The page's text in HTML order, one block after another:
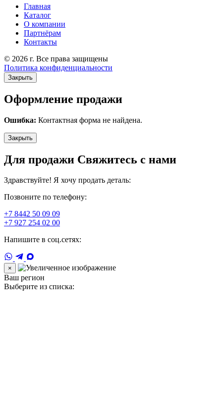
Главная
Каталог
О компании
Партнёрам
Контакты
© 2026 г. Все права защищены
Политика конфиденциальности
Закрыть
Оформление продажи
Ошибка: Контактная форма не найдена.
Закрыть
Для продажи Свяжитесь с нами
Здравствуйте! Я хочу продать деталь:
Позвоните по телефону:
+7 8442 50 09 09
+7 927 254 02 00
Напишите в соц.сетях:
×
Ваш регион
Выберите из списка: